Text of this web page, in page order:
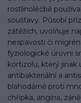
rostlinoléčbě
soustavy. Působí
zátěžích, uvolňuje
nespavosti či
fyziologické úrovni
kortizolu, který jinak
antibakteriální a
blahodárně proti
chřipka, angína,